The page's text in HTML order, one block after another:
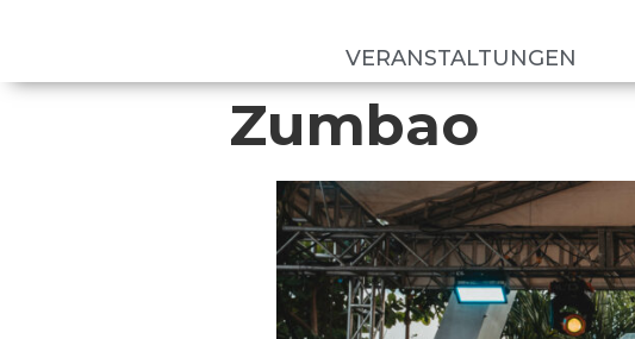
VERANSTALTUNGEN
Zumbao